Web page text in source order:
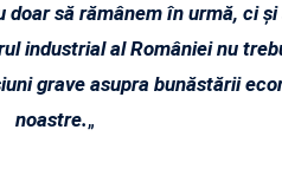
să rămânem în urmă, ci
industrial al României nu
grave asupra bunăstării
noastre.„